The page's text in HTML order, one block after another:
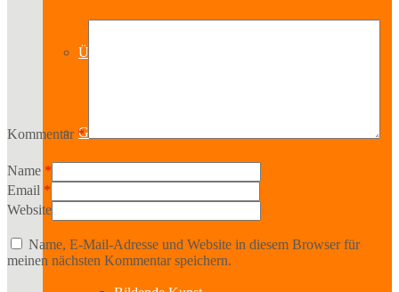
Über uns
Geschichte
Kommentar *
Name *
Email *
Website
Name, E-Mail-Adresse und Website in diesem Browser für
meinen nächsten Kommentar speichern.